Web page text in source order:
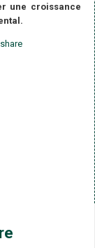
une croissance